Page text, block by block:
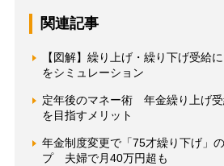
関連記事
【図解】繰り上げ・繰り下げ受給
をシミュレーション
定年後のマネー術 年金繰り上げ受
を目指すメリット
年金制度変更で「75才繰り下げ」
プ 夫婦で月40万円超も